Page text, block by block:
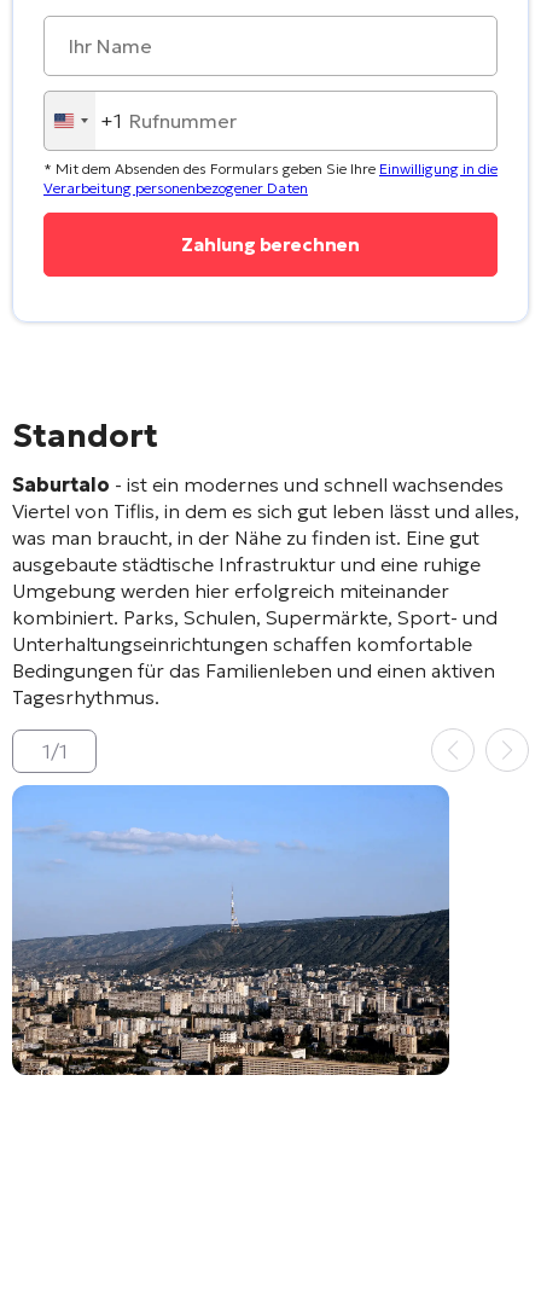
United
States
+1
+1
* Mit dem Absenden des Formulars geben Sie Ihre Einwilligung in die
Verarbeitung personenbezogener Daten
Standort
Saburtalo - ist ein modernes und schnell wachsendes
Viertel von Tiflis, in dem es sich gut leben lässt und alles,
was man braucht, in der Nähe zu finden ist. Eine gut
ausgebaute städtische Infrastruktur und eine ruhige
Umgebung werden hier erfolgreich miteinander
kombiniert. Parks, Schulen, Supermärkte, Sport- und
Unterhaltungseinrichtungen schaffen komfortable
Bedingungen für das Familienleben und einen aktiven
Tagesrhythmus.
1/1